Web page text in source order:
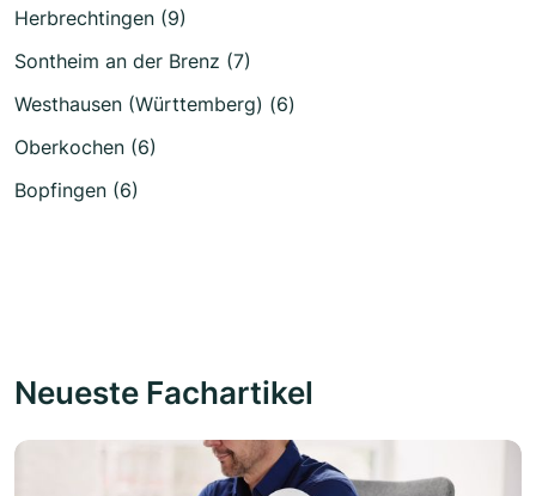
Herbrechtingen (9)
Sontheim an der Brenz (7)
Westhausen (Württemberg) (6)
Oberkochen (6)
Bopfingen (6)
Neueste Fachartikel